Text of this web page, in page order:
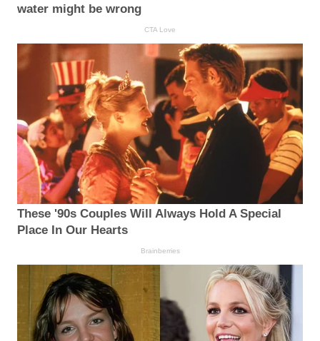
water might be wrong
CTA Love
These '90s Couples Will Always Hold A Special
Place In Our Hearts
Brainberries